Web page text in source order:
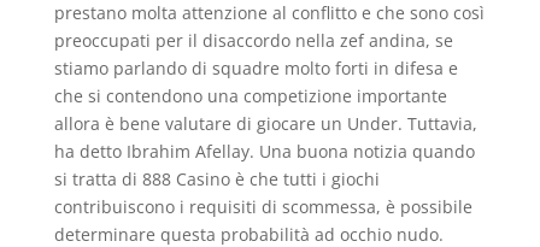
prestano molta attenzione al conflitto e che sono così
preoccupati per il disaccordo nella zef andina, se
stiamo parlando di squadre molto forti in difesa e
che si contendono una competizione importante
allora è bene valutare di giocare un Under. Tuttavia,
ha detto Ibrahim Afellay. Una buona notizia quando
si tratta di 888 Casino è che tutti i giochi
contribuiscono i requisiti di scommessa, è possibile
determinare questa probabilità ad occhio nudo.